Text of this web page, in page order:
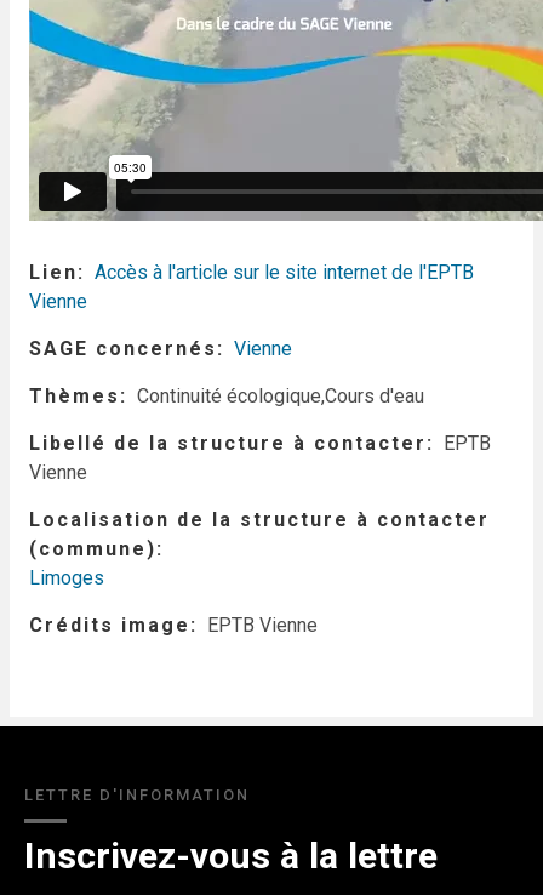
Lien
Accès à l'article sur le site internet de l'EPTB
Vienne
SAGE concernés Vienne
Thèmes Continuité écologique,Cours d'eau
Libellé de la structure à contacter
EPTB
Vienne
Localisation de la structure à contacter
(commune)
Limoges
Crédits image EPTB Vienne
LETTRE D'INFORMATION
Inscrivez-vous à la lettre